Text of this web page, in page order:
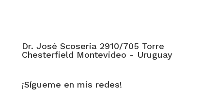
Dr. José Scoseria 2910/705 Torre
Chesterfield Montevideo - Uruguay
¡Sígueme en mis redes!